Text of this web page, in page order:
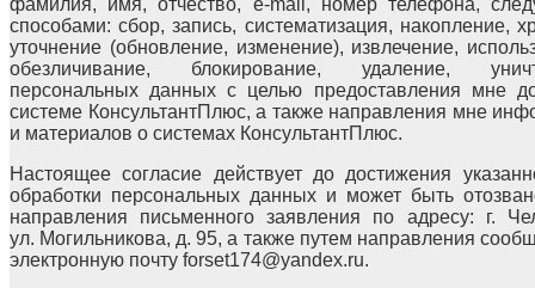
способами: сбор, запись, систематизация, накопление,
уточнение (обновление, изменение), извлечение,
обезличивание, блокирование, удаление,
персональных данных с целью предоставления мне
системе КонсультантПлюс, а также направления мне
и материалов о системах КонсультантПлюс.
Настоящее согласие действует до достижения
обработки персональных данных и может быть
направления письменного заявления по адресу: г.
ул. Могильникова, д. 95, а также путем направления
электронную почту forset174@yandex.ru.